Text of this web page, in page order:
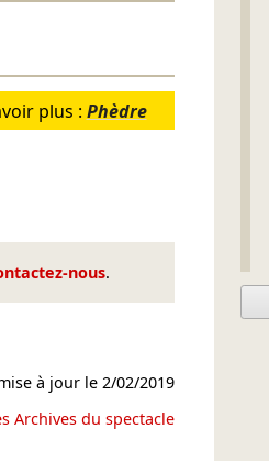
plus : Phèdre
nous.
à jour le 2/02/2019
Archives du spectacle